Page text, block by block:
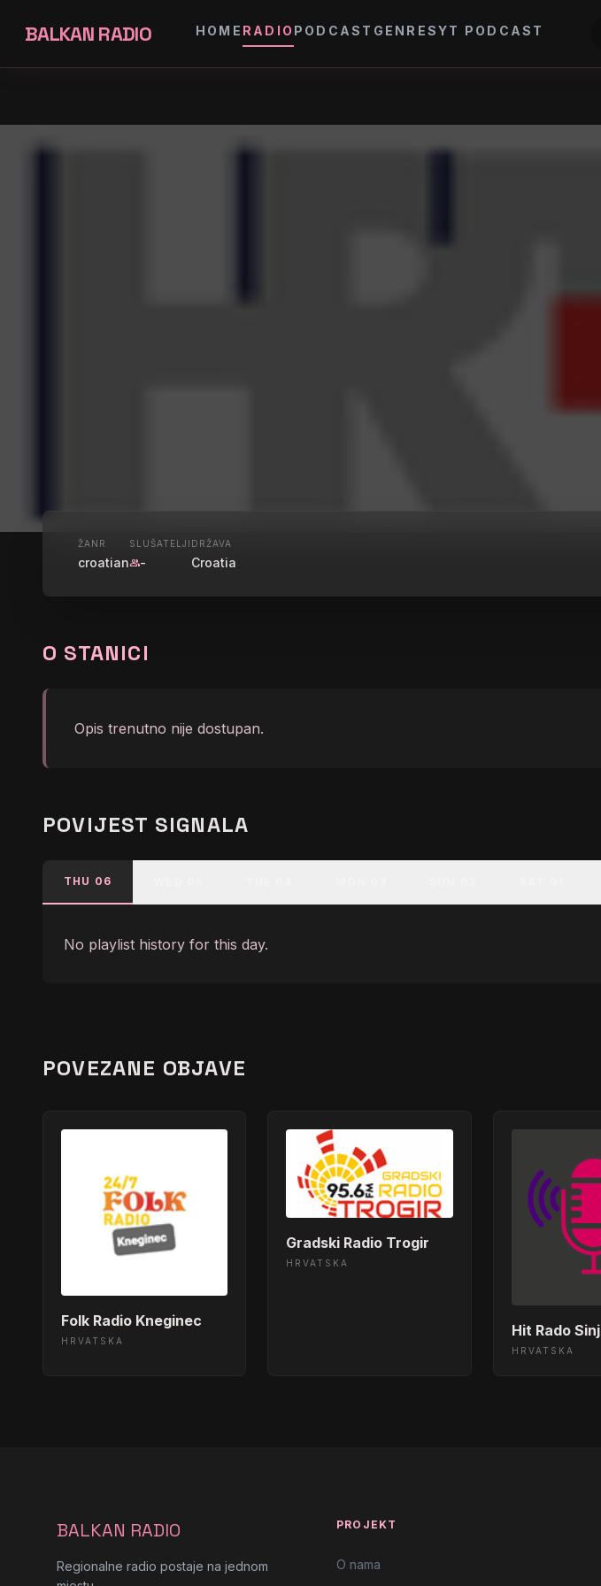
BALKAN RADIO HOME RADIO PODCAST GENRESYT PODCAST
UŽIVO
ŽANR
croatian
SLUŠATELJI
group-
DRŽAVA
Croatia
O STANICI
Opis trenutno nije dostupan.
POVIJEST SIGNALA
THU 06
No playlist history for this day.
POVEZANE OBJAVE
Folk Radio Kneginec
HRVATSKA
Gradski Radio Trogir
HRVATSKA
Hit Rado Sinj
HRVATSKA
BALKAN RADIO
Regionalne radio postaje na jednom
PROJEKT
O nama